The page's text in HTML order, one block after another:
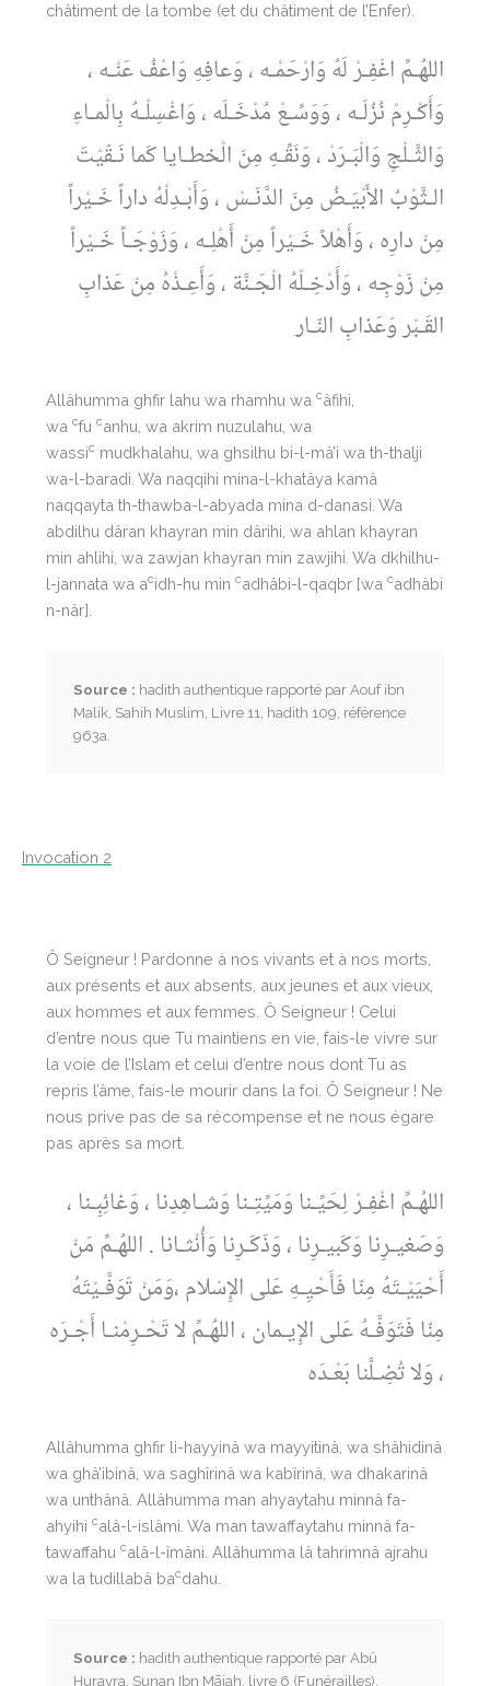
châtiment de la tombe (et du châtiment de l’Enfer).
اللهُـمِّ اغْفِـرْ لَهُ وَارْحَمْـه ، وَعافِهِ وَاعْفُ عَنْـه ،
وَأَكْـرِمْ نُزُلَـه ، وَوَسِّـعْ مُدْخَـلَه ، وَاغْسِلْـهُ بِالْمـاءِ
وَالثَّـلْجِ وَالْبَـرَدْ ، وَنَقِّـهِ مِنَ الْخطـايا كَما نَـقّيْتَ
الـثَّوْبُ الأَبْيَـضُ مِنَ الدَّنَـسْ ، وَأَبْـدِلْهُ داراً خَـيْراً
مِنْ دارِه ، وَأَهْلاً خَـيْراً مِنْ أَهْلِـه ، وَزَوْجَـاً خَـيْراً
مِنْ زَوْجِه ، وَأَدْخِـلْهُ الْجَـنَّة ، وَأَعِـذْهُ مِنْ عَذابِ
القَـبْر وَعَذابِ النّـار
Allâhumma ghfir lahu wa rhamhu wa câfihi,
wa cfu canhu, wa akrim nuzulahu, wa
wassic mudkhalahu, wa ghsilhu bi-l-mâ’i wa th-thalji
wa-l-baradi. Wa naqqihi mina-l-khatâya kamâ
naqqayta th-thawba-l-abyada mina d-danasi. Wa
abdilhu dâran khayran min dârihi, wa ahlan khayran
min ahlihi, wa zawjan khayran min zawjihi. Wa dkhilhu-
l-jannata wa acidh-hu min cadhâbi-l-qaqbr [wa cadhâbi
n-nâr].
Source : hadith authentique rapporté par Aouf ibn
Malik, Sahih Muslim, Livre 11, hadith 109, référence
963a.
Invocation 2
Ô Seigneur ! Pardonne à nos vivants et à nos morts,
aux présents et aux absents, aux jeunes et aux vieux,
aux hommes et aux femmes. Ô Seigneur ! Celui
d’entre nous que Tu maintiens en vie, fais-le vivre sur
la voie de l’Islam et celui d’entre nous dont Tu as
repris l’âme, fais-le mourir dans la foi. Ô Seigneur ! Ne
nous prive pas de sa récompense et ne nous égare
pas après sa mort.
اللهُـمِّ اغْفِـرْ لِحَيِّـنا وَمَيِّتِـنا وَشـاهِدِنا ، وَغائِبِـنا ،
وَصَغيـرِنا وَكَبيـرِنا ، وَذَكَـرِنا وَأُنْثـانا . اللهُـمِّ مَنْ
أَحْيَيْـتَهُ مِنّا فَأَحْيِـهِ عَلى الإِسْلام ،وَمَنْ تَوَفَّـيْتَهُ
مِنّا فَتَوَفَّـهُ عَلى الإِيـمان ، اللهُـمِّ لا تَحْـرِمْنـا أَجْـرَه
، وَلا تُضِـلَّنا بَعْـدَه
Allâhumma ghfir li-hayyinâ wa mayyitinâ, wa shâhidinâ
wa ghâ’ibinâ, wa saghîrinâ wa kabîrinâ, wa dhakarinâ
wa unthânâ. Allâhumma man ahyaytahu minnâ fa-
ahyihi calâ-l-islâmi. Wa man tawaffaytahu minnâ fa-
tawaffahu calâ-l-îmâni. Allâhumma lâ tahrimnâ ajrahu
wa la tudillabâ bacdahu.
Source : hadith authentique rapporté par Abû
Hurayra, Sunan Ibn Mājah, livre 6 (Funérailles),